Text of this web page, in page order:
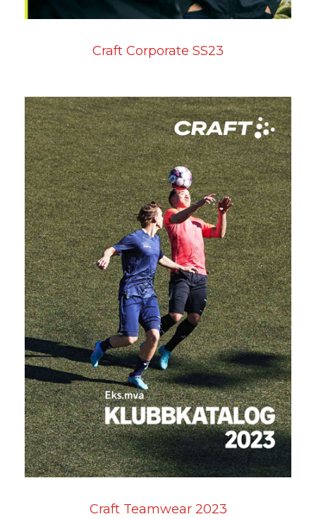
Craft Corporate SS23
Craft Teamwear 2023